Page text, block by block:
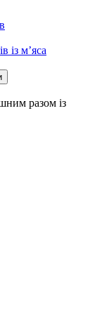
із м’яса
разом із